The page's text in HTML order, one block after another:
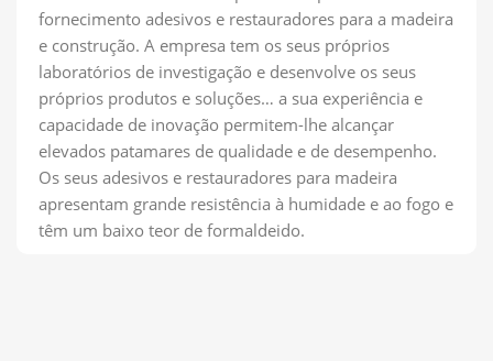
fornecimento adesivos e restauradores para a madeira
e construção. A empresa tem os seus próprios
laboratórios de investigação e desenvolve os seus
próprios produtos e soluções… a sua experiência e
capacidade de inovação permitem-lhe alcançar
elevados patamares de qualidade e de desempenho.
Os seus adesivos e restauradores para madeira
apresentam grande resistência à humidade e ao fogo e
têm um baixo teor de formaldeido.